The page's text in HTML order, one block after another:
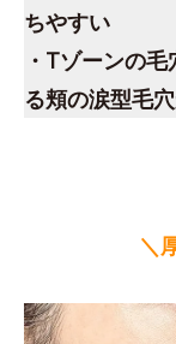
ちやすい
・Tゾーンの
る頬の涙型毛
＼